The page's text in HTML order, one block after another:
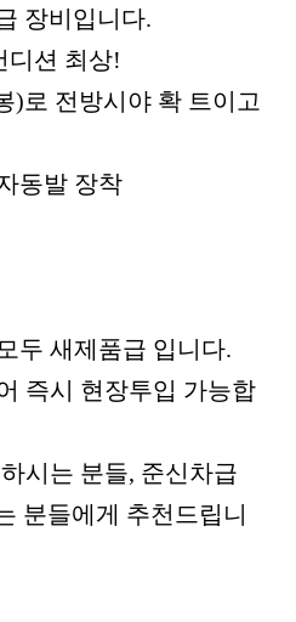
장비입니다.
디션 최상!
)로 전방시야 확 트이고
동발 장착
두 새제품급 입니다.
즉시 현장투입 가능합
시는 분들, 준신차급
분들에게 추천드립니